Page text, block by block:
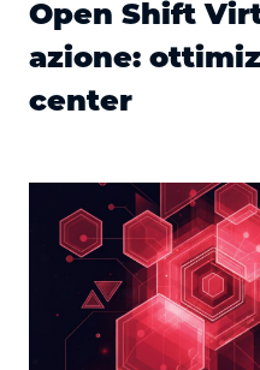
Open Shift
azione:
center